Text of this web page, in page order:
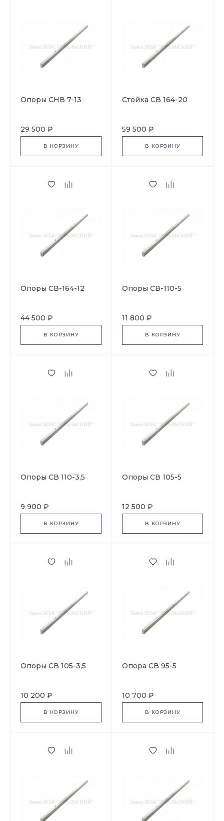
Опоры СНВ 7-13
29 500 ₽
В КОРЗИНУ
Стойка СВ 164-20
59 500 ₽
В КОРЗИНУ
Опоры СВ-164-12
44 500 ₽
В КОРЗИНУ
Опоры СВ-110-5
11 800 ₽
В КОРЗИНУ
Опоры СВ 110-3,5
9 900 ₽
В КОРЗИНУ
Опоры СВ 105-5
12 500 ₽
В КОРЗИНУ
Опоры СВ 105-3,5
10 200 ₽
В КОРЗИНУ
Опора СВ 95-5
10 700 ₽
В КОРЗИНУ